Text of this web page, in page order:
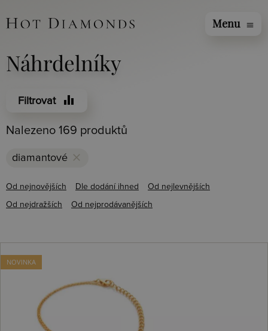
Menu menu
Náhrdelníky
Filtrovat equalizer
Nalezeno 169 produktů
diamantové clear
Od nejnovějších Dle dodání ihned Od nejlevnějších
Od nejdražších Od nejprodávanějších
NOVINKA